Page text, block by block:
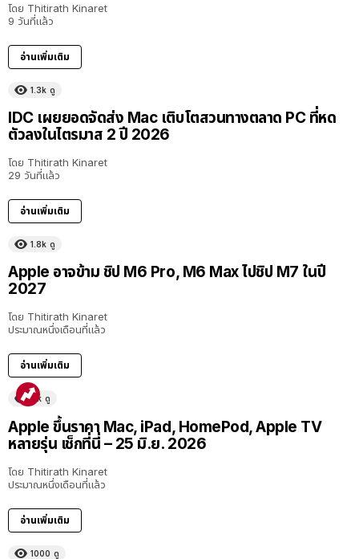
โดย Thitirath Kinaret
9 วันที่แล้ว
อ่านเพิ่มเติม
1.3k ดู
IDC เผยยอดจัดส่ง Mac เติบโตสวนทางตลาด PC ที่หด
ตัวลงในไตรมาส 2 ปี 2026
โดย Thitirath Kinaret
29 วันที่แล้ว
อ่านเพิ่มเติม
1.8k ดู
Apple อาจข้าม ชิป M6 Pro, M6 Max ไปชิป M7 ในปี
2027
โดย Thitirath Kinaret
ประมาณหนึ่งเดือนที่แล้ว
อ่านเพิ่มเติม
11k ดู
Apple ขึ้นราคา Mac, iPad, HomePod, Apple TV
หลายรุ่น เช็กที่นี่ – 25 มิ.ย. 2026
โดย Thitirath Kinaret
ประมาณหนึ่งเดือนที่แล้ว
อ่านเพิ่มเติม
1000 ดู